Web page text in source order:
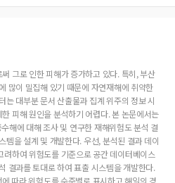
그로 인한 피해가 증가하고 있다. 특히, 부산
많이 밀집해 있기 때문에 자연재해에 취약한
는 대부분 문서 산출물과 집계 위주의 정보 시
피해 원인을 분석하기 어렵다. 본 논문에서는
해에 대해 조사 및 연구한 재해위험도 분석 결
템을 설계 및 개발한다. 우선, 분석된 결과 데이
하여 위험도를 기준으로 공간 데이터베이스
결과를 토대로 하여 표출 시스템을 개발한다.